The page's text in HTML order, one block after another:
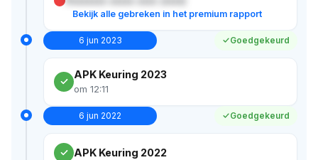
Bekijk alle gebreken in het premium rapport
6 jun 2023 Goedgekeurd
APK Keuring 2023
om 12:11
6 jun 2022 Goedgekeurd
APK Keuring 2022